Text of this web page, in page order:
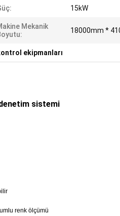
15kW
Mekanik
18000mm *
ekipmanları
sistemi
renk ölçümü